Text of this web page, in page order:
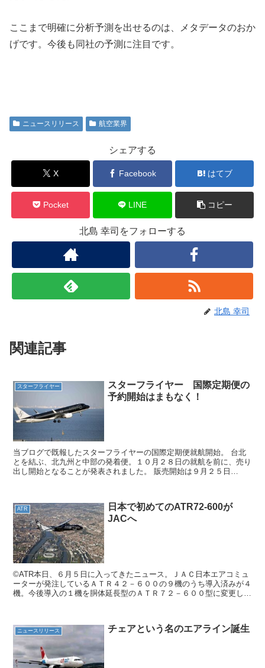
ここまで明確に分析予測を出せるのは、メタデータのおか
げです。今後も同社の予測に注目です。
ニュースリリース 航空業界
シェアする
X Facebook はてブ
Pocket LINE コピー
北島 幸司をフォローする
北島 幸司
関連記事
スターフライヤー
スターフライヤー 国際定期便の
予約開始はまもなく！
当ブログで既報したスターフライヤーの国際定期便就航開始。 台北
とを結ぶ、北九州と中部の発着便。１０月２８日の就航を前に、売り
出し開始となることが発表されました。 販売開始は９月２５日
ATR
日本で初めてのATR72-600が
JACへ
©ATR本日、６月５日に入ってきたニュース。ＪＡＣ日本エアコミュ
ーターが発注しているＡＴＲ４２－６００の９機のうち導入済みが４
機。今後導入の１機を胴体延長型のＡＴＲ７２－６００型に変更した
ニュースリリース チェアという名のエアライン誕生